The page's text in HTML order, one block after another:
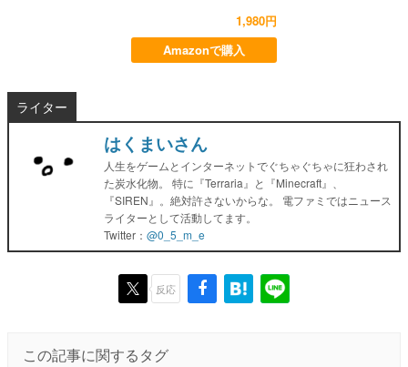
1,980円
Amazonで購入
ライター
はくまいさん
人生をゲームとインターネットでぐちゃぐちゃに狂わされ
た炭水化物。 特に『Terraria』と『Minecraft』、
『SIREN』。絶対許さないからな。 電ファミではニュース
ライターとして活動してます。
Twitter： @0_5_m_e
反応
この記事に関するタグ